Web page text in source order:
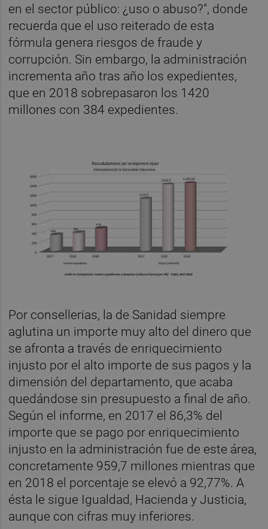
en el sector público: ¿uso o abuso?", donde
recuerda que el uso reiterado de esta
fórmula genera riesgos de fraude y
corrupción. Sin embargo, la administración
incrementa año tras año los expedientes,
que en 2018 sobrepasaron los 1420
millones con 384 expedientes.
Por consellerias, la de Sanidad siempre
aglutina un importe muy alto del dinero que
se afronta a través de enriquecimiento
injusto por el alto importe de sus pagos y la
dimensión del departamento, que acaba
quedándose sin presupuesto a final de año.
Según el informe, en 2017 el 86,3% del
importe que se pago por enriquecimiento
injusto en la administración fue de este área,
concretamente 959,7 millones mientras que
en 2018 el porcentaje se elevó a 92,77%. A
ésta le sigue Igualdad, Hacienda y Justicia,
aunque con cifras muy inferiores.